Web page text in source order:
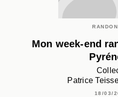
Mon week-end
Patrice
18/03/